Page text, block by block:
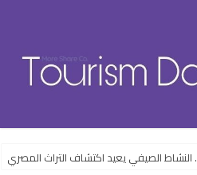
الصيفي يعيد اكتشاف التراث المصري